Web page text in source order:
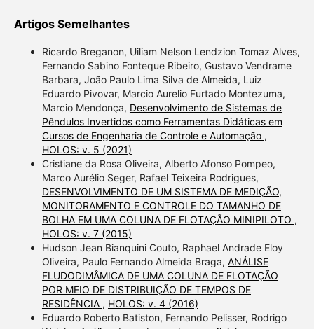
Artigos Semelhantes
Ricardo Breganon, Uiliam Nelson Lendzion Tomaz Alves,
Fernando Sabino Fonteque Ribeiro, Gustavo Vendrame
Barbara, João Paulo Lima Silva de Almeida, Luiz
Eduardo Pivovar, Marcio Aurelio Furtado Montezuma,
Marcio Mendonça, Desenvolvimento de Sistemas de
Pêndulos Invertidos como Ferramentas Didáticas em
Cursos de Engenharia de Controle e Automação ,
HOLOS: v. 5 (2021)
Cristiane da Rosa Oliveira, Alberto Afonso Pompeo,
Marco Aurélio Seger, Rafael Teixeira Rodrigues,
DESENVOLVIMENTO DE UM SISTEMA DE MEDIÇÃO,
MONITORAMENTO E CONTROLE DO TAMANHO DE
BOLHA EM UMA COLUNA DE FLOTAÇÃO MINIPILOTO ,
HOLOS: v. 7 (2015)
Hudson Jean Bianquini Couto, Raphael Andrade Eloy
Oliveira, Paulo Fernando Almeida Braga, ANÁLISE
FLUDODIMÂMICA DE UMA COLUNA DE FLOTAÇÃO
POR MEIO DE DISTRIBUIÇÃO DE TEMPOS DE
RESIDÊNCIA , HOLOS: v. 4 (2016)
Eduardo Roberto Batiston, Fernando Pelisser, Rodrigo